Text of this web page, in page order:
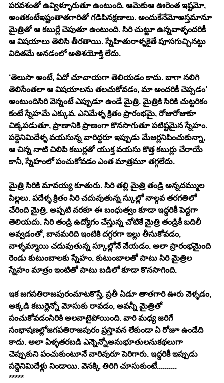
పరవశంతో ఉవ్విళ్ళూరుతూ ఉంటుంది. ఆమెకుఆ ఊరెంత ఇష్టమో,
అంతకంటేఇష్టంతాతగారితో గడిపినక్షణాలు. అందుకేనేమోఅస్తమానూ
మైత్రితో ఆ కబుర్లే చెపుతూ ఉంటుంది. సిరి చుట్టూ ఉన్నవాళ్ళందరికీ
ఆ విషయాలు తెలిసి తీరతాయి. స్నేహితురాళ్ళకైతే పూసగుచ్చినట్టు
విదితమే అనడంలో అతిశయోక్తి లేదు.
‘తెలుసా అంటే, ఏదో చూచాయగా తెలియడం కాదు. బాగా నలిగి
తెలిసేంతలా ఆ విషయాలను తలచుకోవడం, మా అందరికీ చెప్పడం’
అంటుందిసిరి వెన్నంటే ఎప్పుడూ ఉండే మైత్రి. మైత్రికి సిరికి చుట్టరికం
కంటే స్నేహమే ఎక్కువ. ఎనిమేళ్ళ క్రితం ప్రారంభమై, రోజురోజుకూ
చిక్కపడుతూ, ప్రాణానికి ప్రాణంగా కొనసాగుతూ పటిష్టమైన స్నేహం.
పద్దెనిమిదేళ్ళ వయసున్న వారిద్దరూ ఇప్పుడు మేజర్లనిపించుకున్నా,
ఆ చిన్న నాటి చిలిపి కబుర్లతో యుక్త వయసు కొత్త కబుర్లు చేరాయే
కానీ, స్నేహంలో పంచుకోవడం ఎంత మాత్రమూ తగ్గలేదు.
మైత్రి సిరికి మావయ్య కూతురు. సిరి తల్లి మైత్రి తండ్రి అన్నదమ్ముల
పిల్లలు. పదేళ్ళ క్రితం సిరి చదువుతున్న స్కుల్లో నాల్గవ తరగతిలో
చేరింది మైత్రి. అప్పటి వరకూ ఈ బంధుత్వం కూడా ఇద్దరికీ పెద్దగా
తెలియదు. సిరి తండ్రి ఉద్యోగం చేస్తున్న చోటికే మైత్రి తండ్రికీ బదిలీ
అవ్వడంతో, బావమరిది ఇంటికి దగ్గరగా ఇల్లు తీసుకోవడం,
వాళ్ళమ్మాయి చదువుతున్న స్కూల్లోనే వేయడం. అలా ప్రారంభమైంది
రెండు కుటుంబాలకు స్నేహం. కుటుంబాలతో పాటు సిరి మైత్రిల
స్నేహం మాత్రం ఇంటితో పాటు బడిలో కూడా కొనసాగింది.
ఇక జగపతిరాజపురంమాటకొస్తే, ప్రతీ ఏడూ తాతగారి ఊరు వెళ్ళడం,
అక్కడి కబుర్లెన్నో మోసుకు రావడం, అవన్నీ మైత్రితో
పంచుకోవడంసిరికి అలవాటైపోయింది. వారి మధ్య జరిగే
సంభాషణల్లోజగపతిరాజపురం ప్రస్తావన లేకుండా ఏ రోజూ ఉండేది
కాదు. అలా ఏళ్ళతరబడి ఎన్నెన్నోఅనుభూతులనుకథలుగా
చెప్పుకుని పంచుకుంటూనే వారివురూ పెరిగారు. ఇద్దరికీ ఇప్పుడు
పద్దెనిమిదేళ్లు నిండాయి. వెనక్కి తిరిగి చూసుకుంటే..........
*****